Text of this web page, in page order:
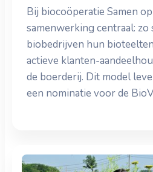
Bij biocoöperatie Samen
samenwerking centraal:
biobedrijven hun
actieve klanten-
de boerderij. Dit model
een nominatie voor de